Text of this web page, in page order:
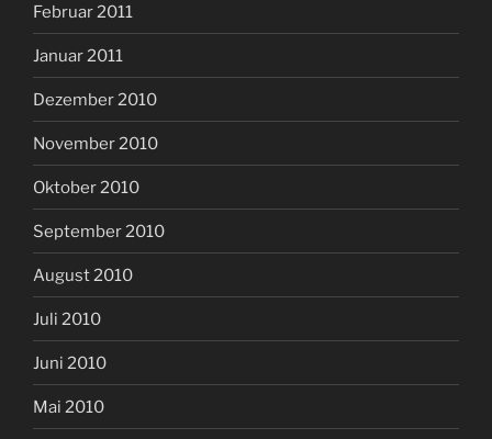
Februar 2011
Januar 2011
Dezember 2010
November 2010
Oktober 2010
September 2010
August 2010
Juli 2010
Juni 2010
Mai 2010